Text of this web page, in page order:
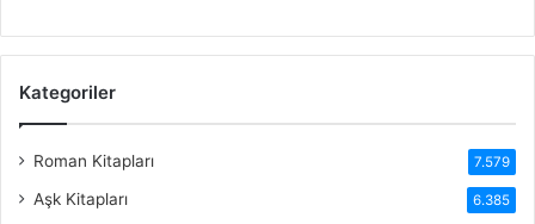
Kategoriler
Roman Kitapları 7.579
Aşk Kitapları 6.385